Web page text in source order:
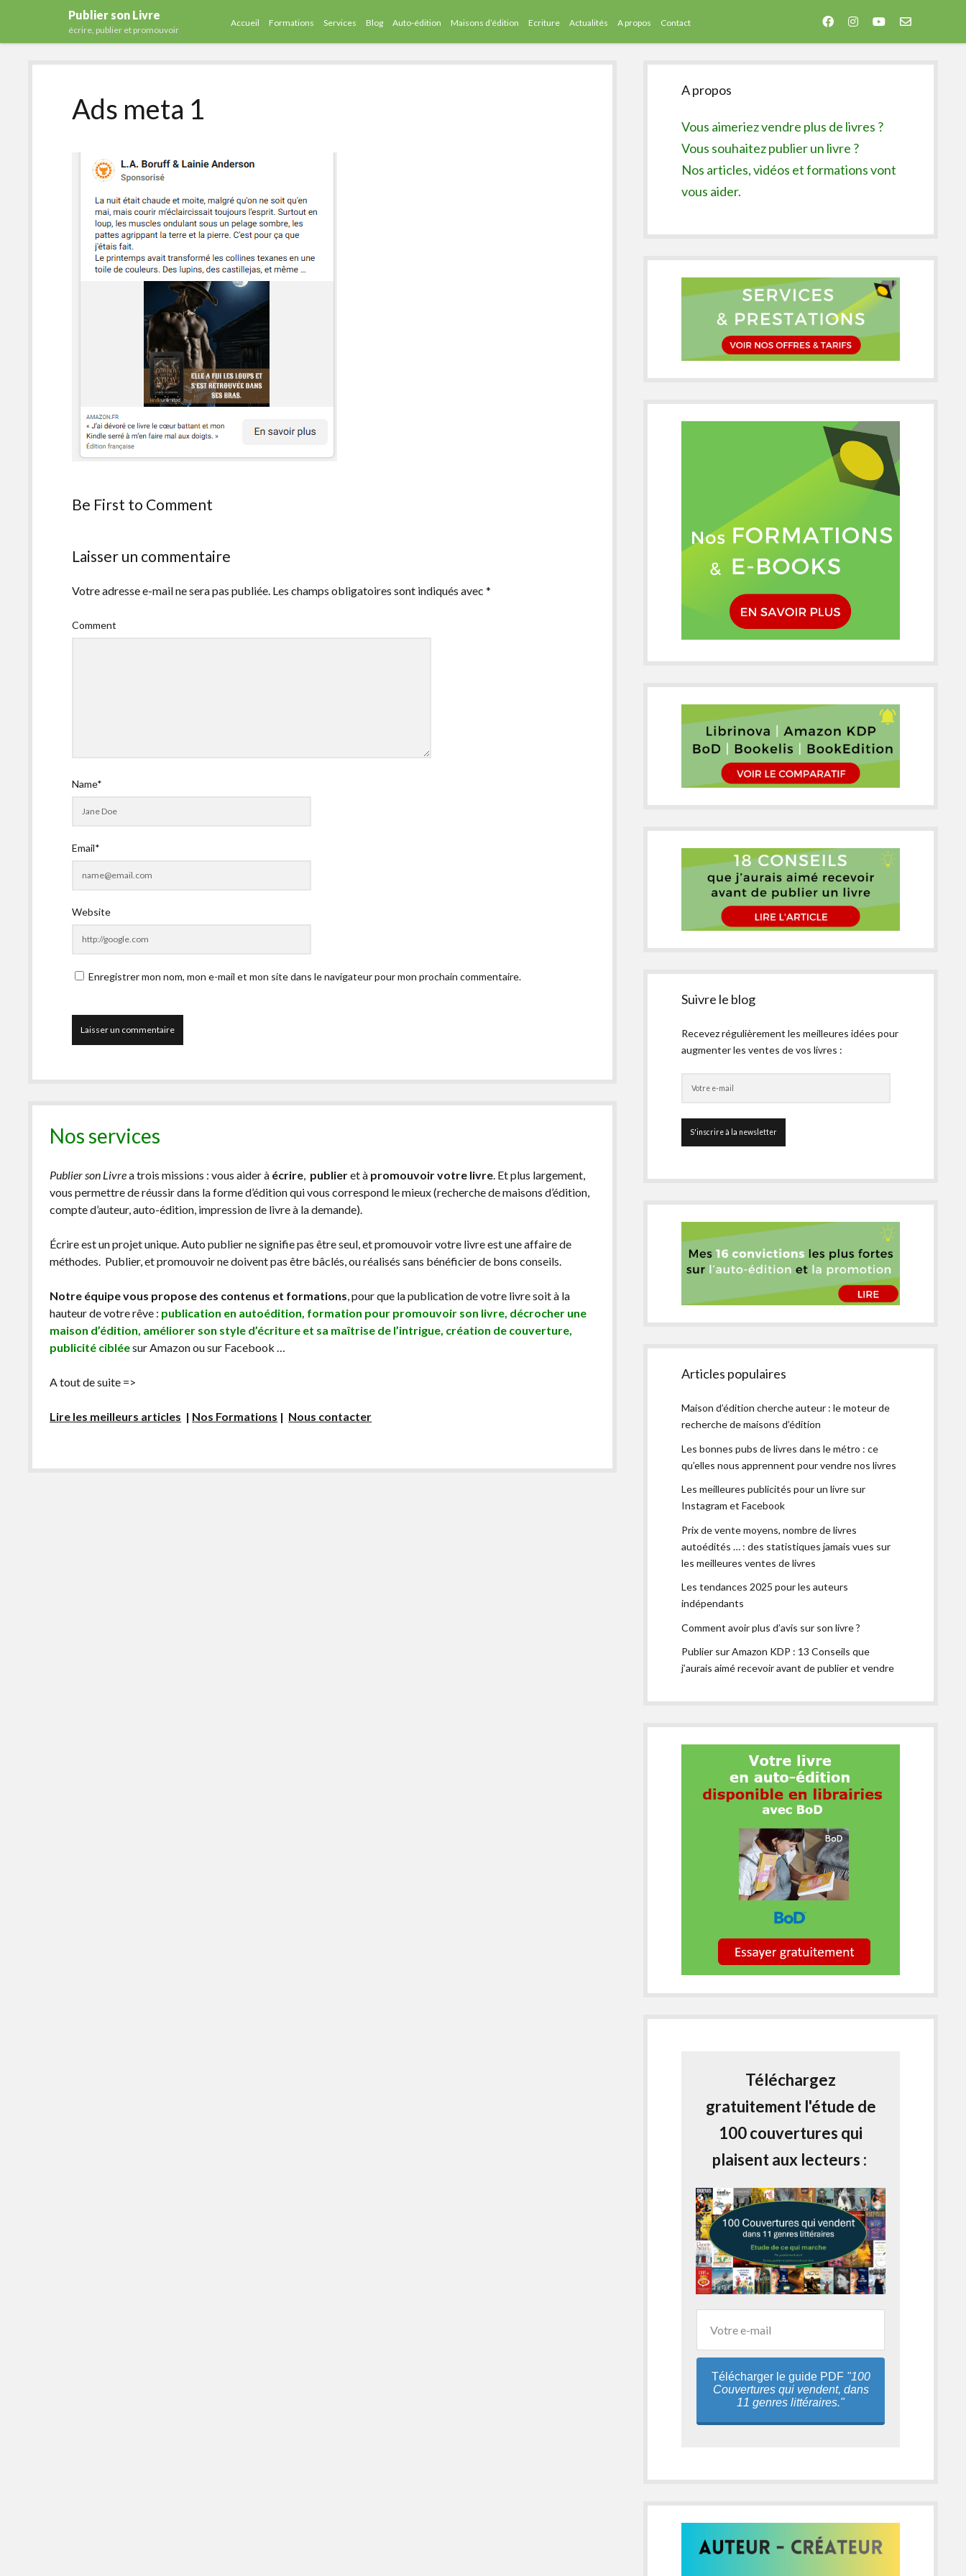
Publier son Livre
écrire, publier et promouvoir
Accueil Formations Services Blog Auto-édition Maisons d’édition Ecriture Actualités A propos Contact facebookinstagram
youtubeemail-
Ads meta 1
Be First to Comment
Laisser un commentaire
Votre adresse e-mail ne sera pas publiée. Les champs obligatoires sont indiqués avec*
Comment
Name*
Email*
Website
Enregistrer mon nom, mon e-mail et mon site dans le navigateur pour mon prochain commentaire.
Nos services
Publier son Livrea trois missions : vous aider à écrire, publieret à promouvoir votre livre. Et plus largement,
vous permettre de réussir dans la forme d’édition qui vous correspond le mieux (recherche de maisons d’édition,
compte d’auteur, auto-édition, impression de livre à la demande).
Écrire est un projet unique. Auto publier ne signifie pas être seul, et promouvoir votre livre est une affaire de
méthodes. Publier, et promouvoir ne doivent pas être bâclés, ou réalisés sans bénéficier de bons conseils.
Notre équipe vous propose des contenus et formations, pour que la publication de votre livre soit à la
hauteur de votre rêve : publication en autoédition, formation pour promouvoir son livre, décrocher une
maison d’édition, améliorer son style d’écriture et sa maîtrise de l’intrigue, création de couverture,
publicité cibléesur Amazon ou sur Facebook …
A tout de suite =>
Lire les meilleurs articles | Nos Formations | Nous contacter
Sidebar
A propos
Vous aimeriez vendre plus de livres ?
Vous souhaitez publier un livre ?
Nos articles, vidéos et formations vont
vous aider.
Suivre le blog
Recevez régulièrement les meilleures idées pour
augmenter les ventes de vos livres :
Articles populaires
Maison d’édition cherche auteur : le moteur de
recherche de maisons d’édition
Les bonnes pubs de livres dans le métro : ce
qu’elles nous apprennent pour vendre nos livres
Les meilleures publicités pour un livre sur
Instagram et Facebook
Prix de vente moyens, nombre de livres
autoédités … : des statistiques jamais vues sur
les meilleures ventes de livres
Les tendances 2025 pour les auteurs
indépendants
Comment avoir plus d’avis sur son livre ?
Publier sur Amazon KDP : 13 Conseils que
j’aurais aimé recevoir avant de publier et vendre
Téléchargez
gratuitement l'étude de
100 couvertures qui
plaisent aux lecteurs :
Télécharger le guide PDF "100
Couvertures qui vendent, dans
11 genres littéraires."